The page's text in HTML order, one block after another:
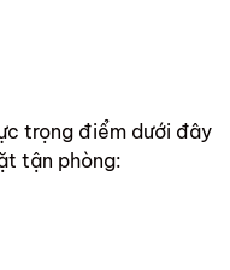
trọng điểm dưới đây
tận phòng: